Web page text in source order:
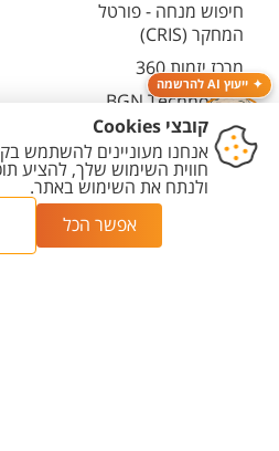
ייעוץ AI להרשמה
חיפוש מנחה - פורטל
המחקר (CRIS)
מרכז יזמות 360
BGN Technology
Transfer
פארק ההייטק
משרות אקדמיות